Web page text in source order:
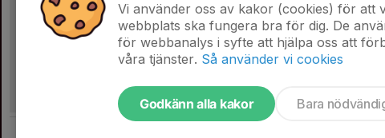
15 sep 2024 4
Vi använder oss av kakor (cookies) för att
webbplats ska fungera bra för dig. De
för webbanalys i syfte att hjälpa oss att
våra tjänster. Så använder vi cookies
Godkänn alla kakor Bara